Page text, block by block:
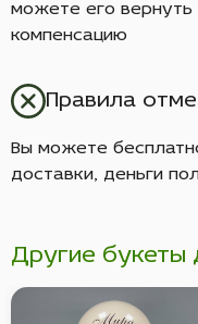
можете его
компенсацию
Правила
Вы можете
доставки, деньги
Другие букеты